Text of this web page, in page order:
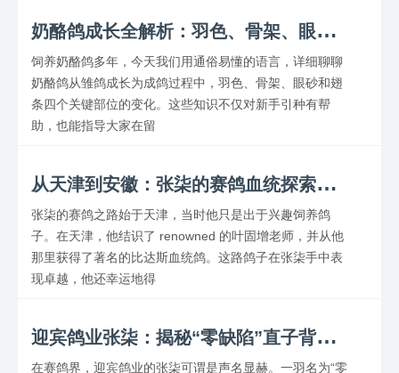
奶
酪鸽成长全解析：羽色、骨架、眼砂、翅条变化详解
饲养奶酪鸽多年，今天我们用通俗易懂的语言，详细聊聊
奶酪鸽从雏鸽成长为成鸽过程中，羽色、骨架、眼砂和翅
条四个关键部位的变化。这些知识不仅对新手引种有帮
助，也能指导大家在留
从
天津到安徽：张柒的赛鸽血统探索之旅
张柒的赛鸽之路始于天津，当时他只是出于兴趣饲养鸽
子。在天津，他结识了 renowned 的叶固增老师，并从他
那里获得了著名的比达斯血统鸽。这路鸽子在张柒手中表
现卓越，他还幸运地得
迎
宾鸽业张柒：揭秘“零缺陷”直子背后的赛鸽传奇
在赛鸽界，迎宾鸽业的张柒可谓是声名显赫。一羽名为“零